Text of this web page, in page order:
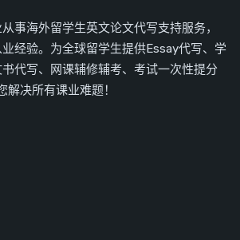
事海外留学生英文论文代写支持服务，
经验。为全球留学生提供Essay代写、学
代写、网课辅修辅考、考试一次性提分
解决所有课业难题！